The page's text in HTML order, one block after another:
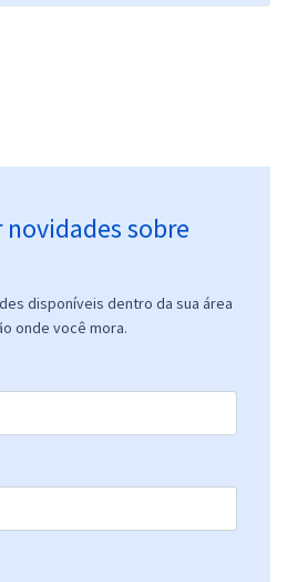
novidades sobre
disponíveis dentro da sua área
onde você mora.